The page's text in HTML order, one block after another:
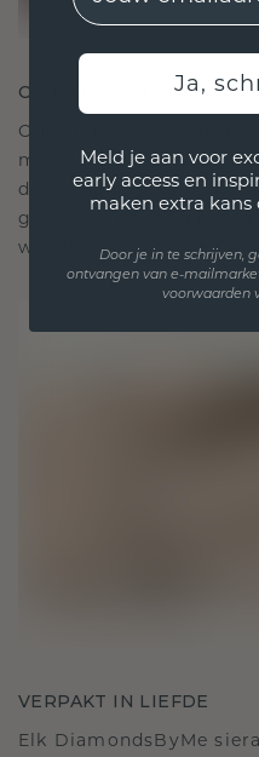
ONTWORPEN VOOR
Onze ontwerpfilosofie
met elk stuk ontworpen
doorstaan. Het wordt
gekoesterde
worden gedragen en
VERPAKT IN LIEFDE
Elk DiamondsByMe
Ja,
Meld je aan voor
early access en
maken extra kans
Door je in te schrijven,
ontvangen van e-
voorwaarden